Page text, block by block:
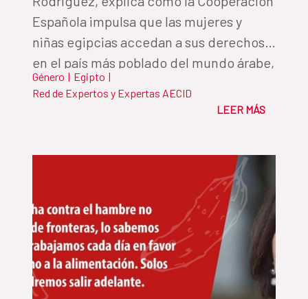
Española impulsa que las mujeres y
niñas egipcias accedan a sus derechos
en el país más poblado del mundo árabe,
donde el matrimonio infantil y la
mutilación genital femenina siguen
Género | Egipto |
Red de Expertos y Expertas AECID
LEER MÁS